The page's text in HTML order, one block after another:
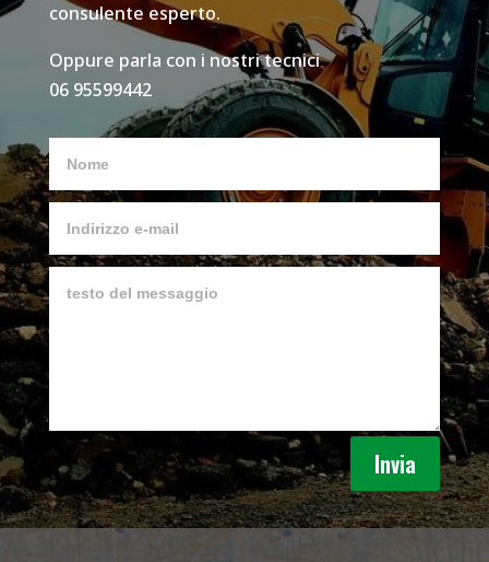
consulente esperto.
Oppure parla con i nostri tecnici
06 95599442
Invia